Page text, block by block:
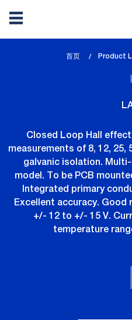
首页 Product
Closed Loop Hall
measurements of 8, 12, 25,
galvanic isolation.
model. To be PCB
Integrated primary
Excellent accuracy. Good
+/- 12 to +/- 15 V.
temperature